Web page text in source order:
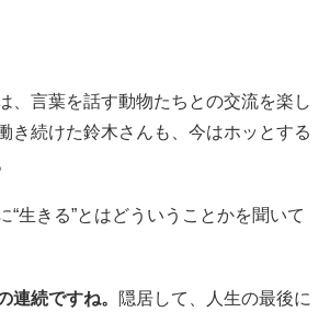
、言葉を話す動物たちとの交流を楽し
き続けた鈴木さんも、今はホッとする
生きる”とはどういうことかを聞いて
連続ですね。
隠居して、人生の最後に